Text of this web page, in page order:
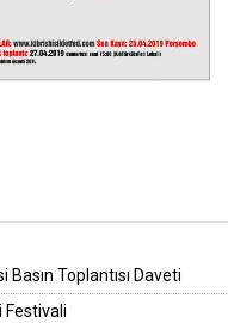
Basın Toplantısı Daveti
Festivali